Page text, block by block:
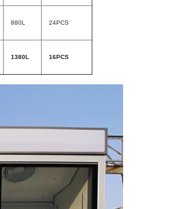
880L 24PCS
1380L 16PCS